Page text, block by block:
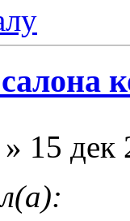
» 15 дек